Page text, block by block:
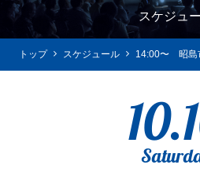
スケジュ
トップ スケジュール 14:00〜 昭島